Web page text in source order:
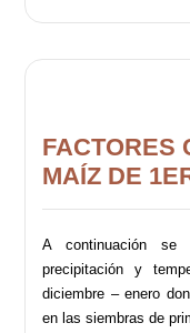
FACTORES
MAÍZ DE
A continuación se
precipitación y
diciembre – enero
en las siembras de